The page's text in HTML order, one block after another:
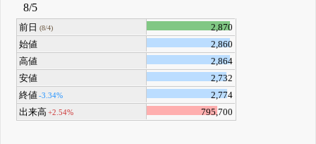
8/5
前日 (8/4)
2,870
始値
2,860
高値
2,864
安値
2,732
終値-3.34%
2,774
出来高 +2.54% 795,700